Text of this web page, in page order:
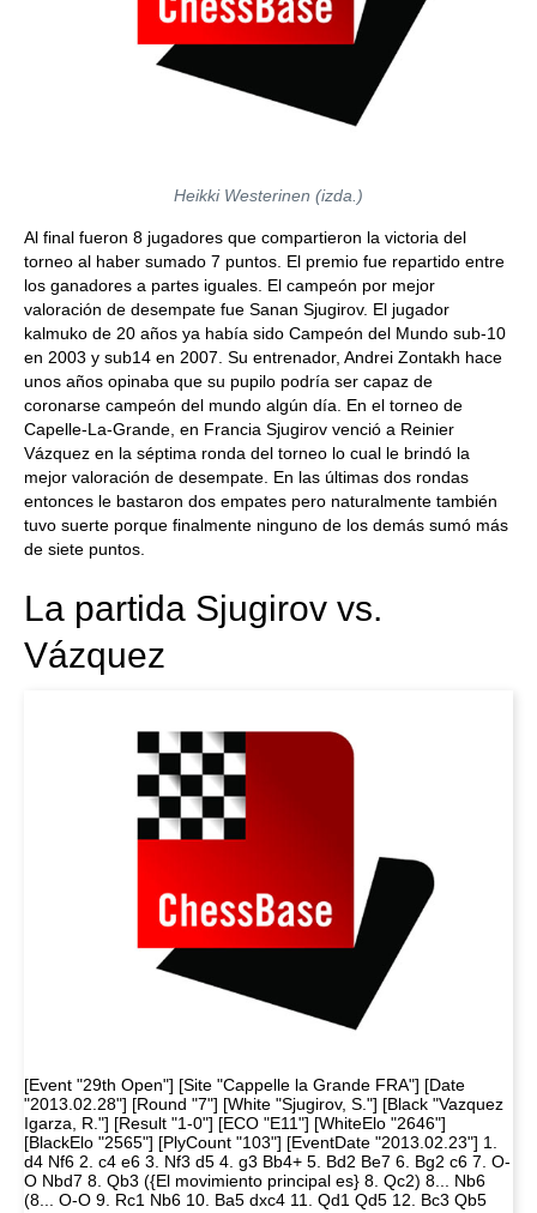
Heikki Westerinen (izda.)
Al final fueron 8 jugadores que compartieron la victoria del
torneo al haber sumado 7 puntos. El premio fue repartido entre
los ganadores a partes iguales. El campeón por mejor
valoración de desempate fue Sanan Sjugirov. El jugador
kalmuko de 20 años ya había sido Campeón del Mundo sub-10
en 2003 y sub14 en 2007. Su entrenador, Andrei Zontakh hace
unos años opinaba que su pupilo podría ser capaz de
coronarse campeón del mundo algún día. En el torneo de
Capelle-La-Grande, en Francia Sjugirov venció a Reinier
Vázquez en la séptima ronda del torneo lo cual le brindó la
mejor valoración de desempate. En las últimas dos rondas
entonces le bastaron dos empates pero naturalmente también
tuvo suerte porque finalmente ninguno de los demás sumó más
de siete puntos.
La partida Sjugirov vs.
Vázquez
[Event "29th Open"] [Site "Cappelle la Grande FRA"] [Date
"2013.02.28"] [Round "7"] [White "Sjugirov, S."] [Black "Vazquez
Igarza, R."] [Result "1-0"] [ECO "E11"] [WhiteElo "2646"]
[BlackElo "2565"] [PlyCount "103"] [EventDate "2013.02.23"] 1.
d4 Nf6 2. c4 e6 3. Nf3 d5 4. g3 Bb4+ 5. Bd2 Be7 6. Bg2 c6 7. O-
O Nbd7 8. Qb3 ({El movimiento principal es} 8. Qc2) 8... Nb6
(8... O-O 9. Rc1 Nb6 10. Ba5 dxc4 11. Qd1 Qd5 12. Bc3 Qb5